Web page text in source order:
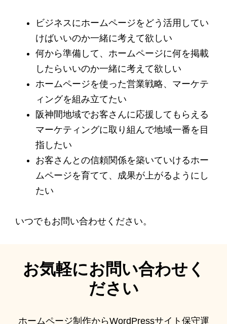
ビジネスにホームページをどう活用してい
けばいいのか一緒に考えて欲しい
何から準備して、ホームページに何を掲載
したらいいのか一緒に考えて欲しい
ホームページを使った営業戦略、マーケテ
ィングを組み立てたい
阪神間地域でお客さんに応援してもらえる
マーケティングに取り組んで地域一番を目
指したい
お客さんとの信頼関係を築いていけるホー
ムページを育てて、成果が上がるようにし
たい
いつでもお問い合わせください。
お気軽にお問い合わせく
ださい
ホームページ制作からWordPressサイト保守運